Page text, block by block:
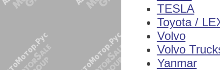
TESLA
Toyota /
Volvo
Volvo
Yanmar